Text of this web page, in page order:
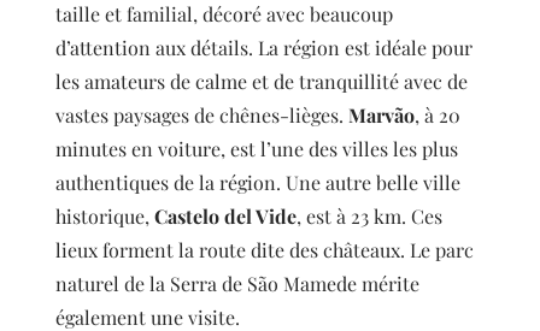
taille et familial, décoré avec beaucoup
d’attention aux détails. La région est idéale pour
les amateurs de calme et de tranquillité avec de
vastes paysages de chênes-lièges.Marvão, à 20
minutes en voiture, est l’une des villes les plus
authentiques de la région. Une autre belle ville
historique,Castelo del Vide, est à 23 km. Ces
lieux forment la route dite des châteaux. Le parc
naturel de la Serra de São Mamede mérite
également une visite.